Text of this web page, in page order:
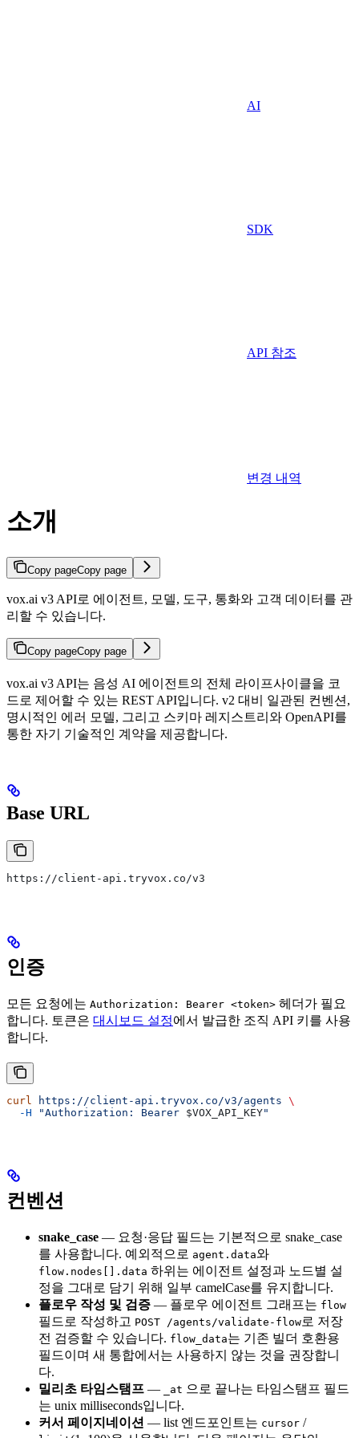
AI
SDK
API 참조
변경 내역
소개
Copy pageCopy page
vox.ai v3 API로 에이전트, 모델, 도구, 통화와 고객 데이터를 관
리할 수 있습니다.
Copy pageCopy page
vox.ai v3 API는 음성 AI 에이전트의 전체 라이프사이클을 코
드로 제어할 수 있는 REST API입니다. v2 대비 일관된 컨벤션,
명시적인 에러 모델, 그리고 스키마 레지스트리와 OpenAPI를
통한 자기 기술적인 계약을 제공합니다.
Base URL
https://client-api.tryvox.co/v3
인증
모든 요청에는 Authorization: Bearer <token> 헤더가 필요
합니다. 토큰은 대시보드 설정에서 발급한 조직 API 키를 사용
합니다.
curl https://client-api.tryvox.co/v3/agents \
  -H
"Authorization: Bearer $VOX_API_KEY"
컨벤션
snake_case — 요청·응답 필드는 기본적으로 snake_case
를 사용합니다. 예외적으로 agent.data와
flow.nodes[].data 하위는 에이전트 설정과 노드별 설
정을 그대로 담기 위해 일부 camelCase를 유지합니다.
플로우 작성 및 검증 — 플로우 에이전트 그래프는 flow
필드로 작성하고 POST /agents/validate-flow로 저장
전 검증할 수 있습니다. flow_data는 기존 빌더 호환용
필드이며 새 통합에서는 사용하지 않는 것을 권장합니
다.
밀리초 타임스탬프 — _at 으로 끝나는 타임스탬프 필드
는 unix milliseconds입니다.
커서 페이지네이션 — list 엔드포인트는 cursor /